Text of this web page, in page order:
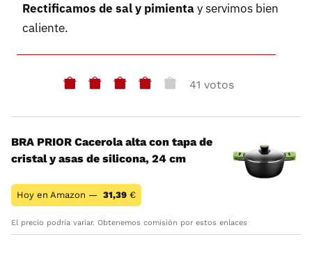
Rectificamos de sal y pimientay servimos bien
caliente.
41 votos
BRA PRIOR Cacerola alta con tapa de
cristal y asas de silicona, 24 cm
Hoy en Amazon — 31,39 €
El precio podría variar. Obtenemos comisión por estos enlaces